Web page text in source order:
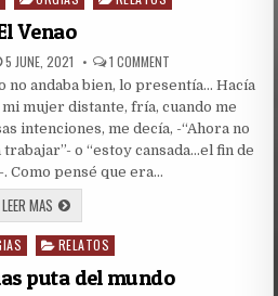
Venao
PUBLISHED
DATE:
5 JUNE, 2021 1 COMMENT
VENAO
no andaba bien, lo presentía… Hacía
mujer distante, fría, cuando me
intenciones, me decía, -“Ahora no
o “estoy cansada…el fin de
. Como pensé que era…
LEER MASEL
VENAO
RELATOS
puta del mundo